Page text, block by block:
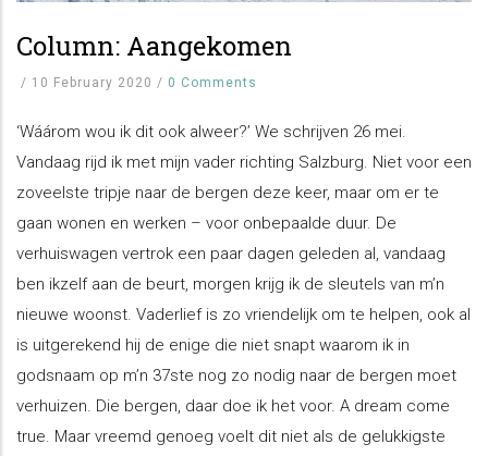
Column: Aangekomen
/ 10 February 2020 / 0 Comments
‘Wáárom wou ik dit ook alweer?’ We schrijven 26 mei.
Vandaag rijd ik met mijn vader richting Salzburg. Niet voor een
zoveelste tripje naar de bergen deze keer, maar om er te
gaan wonen en werken – voor onbepaalde duur. De
verhuiswagen vertrok een paar dagen geleden al, vandaag
ben ikzelf aan de beurt, morgen krijg ik de sleutels van m’n
nieuwe woonst. Vaderlief is zo vriendelijk om te helpen, ook al
is uitgerekend hij de enige die niet snapt waarom ik in
godsnaam op m’n 37ste nog zo nodig naar de bergen moet
verhuizen. Die bergen, daar doe ik het voor. A dream come
true. Maar vreemd genoeg voelt dit niet als de gelukkigste